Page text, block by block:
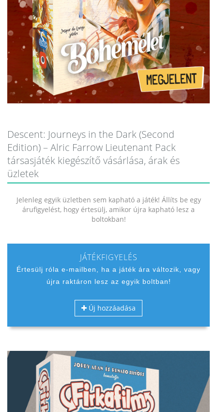
Descent: Journeys in the Dark (Second
Edition) – Alric Farrow Lieutenant Pack
társasjáték kiegészítő vásárlása, árak és
üzletek
Jelenleg egyik üzletben sem kapható a játék! Állíts be egy
árufigyelést, hogy értesülj, amikor újra kapható lesz a
boltokban!
JÁTÉKFIGYELÉS
Értesülj róla e-mailben, ha a játék ára változik, vagy
újra raktáron lesz az egyik boltban!
Új hozzáadása